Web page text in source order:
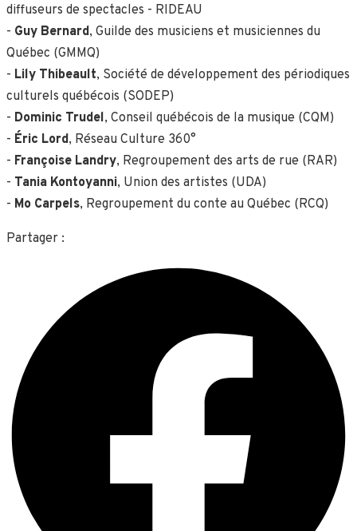
diffuseurs de spectacles - RIDEAU
- Guy Bernard, Guilde des musiciens et musiciennes du
Québec (GMMQ)
- Lily Thibeault, Société de développement des périodiques
culturels québécois (SODEP)
- Dominic Trudel, Conseil québécois de la musique (CQM)
- Éric Lord, Réseau Culture 360°
- Françoise Landry, Regroupement des arts de rue (RAR)
- Tania Kontoyanni, Union des artistes (UDA)
- Mo Carpels, Regroupement du conte au Québec (RCQ)
Partager :